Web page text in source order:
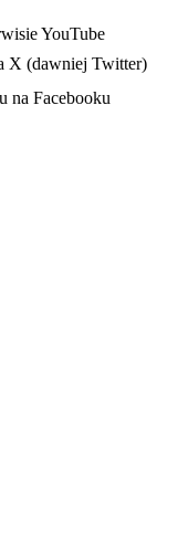
YouTube
X (dawniej Twitter)
na Facebooku